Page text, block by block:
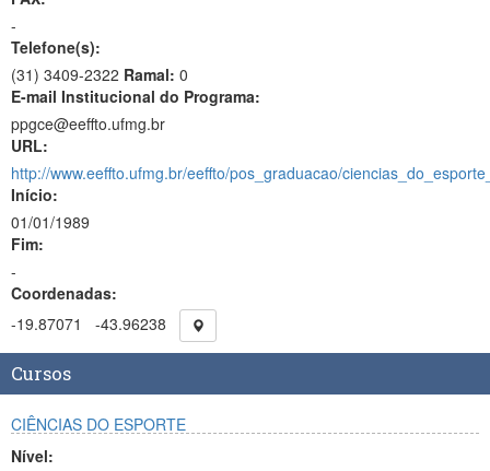
-
Telefone(s):
(31) 3409-2322 Ramal: 0
E-mail Institucional do Programa:
ppgce@eeffto.ufmg.br
URL:
http://www.eeffto.ufmg.br/eeffto/pos_graduacao/
Início:
01/01/1989
Fim:
-
Coordenadas:
-19.87071
-43.96238
Cursos
CIÊNCIAS DO ESPORTE
Nível: